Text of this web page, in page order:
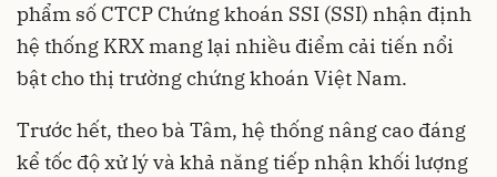
phẩm số CTCP Chứng khoán SSI (SSI) nhận định
hệ thống KRX mang lại nhiều điểm cải tiến nổi
bật cho thị trường chứng khoán Việt Nam.
Trước hết, theo bà Tâm, hệ thống nâng cao đáng
kể tốc độ xử lý và khả năng tiếp nhận khối lượng